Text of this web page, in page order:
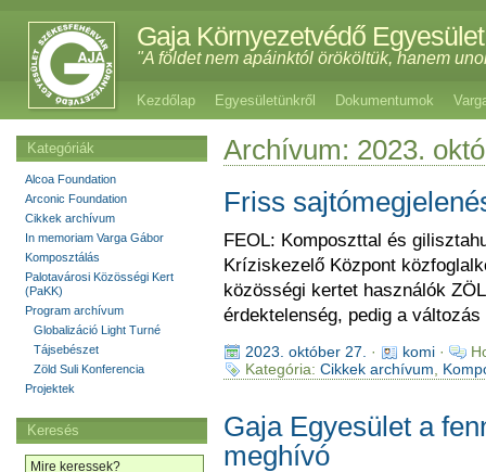
Gaja Környezetvédő Egyesület
"A földet nem apáinktól örököltük, hanem
Kezdőlap Egyesületünkről Dokumentumok
Archívum: 2023.
Friss
FEOL: Komposzttal és
Kríziskezelő Központ
közösségi kertet használók
érdektelenség, pedig a változás
2023. október 27. · komi·
Kategória: Cikkek archívum
Gaja Egyesület a
meghívó
Kategóriák
Alcoa Foundation
Arconic Foundation
Cikkek archívum
In memoriam Varga Gábor
Komposztálás
Palotavárosi Közösségi Kert
(PaKK)
Program archívum
Globalizáció Light Turné
Tájsebészet
Zöld Suli Konferencia
Projektek
Keresés